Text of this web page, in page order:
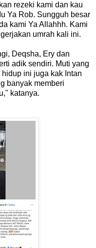
rezeki kami dan kau
Ya Rob. Sungguh besar
kami Ya Allahhh. Kami
umrah kali ini.
Deqsha, Ery dan
adik sendiri. Muti yang
ini juga kak Intan
banyak memberi
katanya.